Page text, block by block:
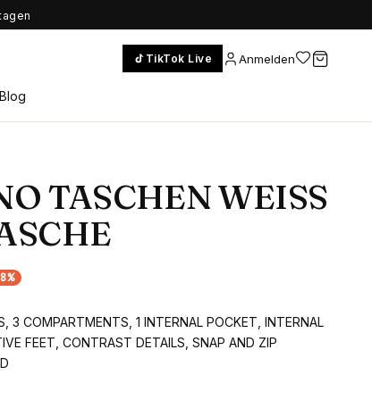
TikTok Live Anmelden
Blog
TASCHEN WEISS
8%
3 COMPARTMENTS, 1 INTERNAL POCKET, INTERNAL
FEET, CONTRAST DETAILS, SNAP AND ZIP